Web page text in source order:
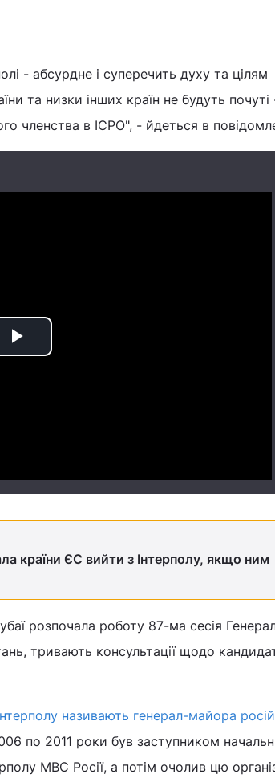
- абсурдне і суперечить духу та цілям
та низки інших країн не будуть почуті
членства в ІСРО", - йдеться в
Play
країни ЄС вийти з Інтерполу, якщо ним
розпочала роботу 87-ма сесія
тривають консультації щодо
називають генерал-майора
по 2011 роки був заступником
МВС Росії, а потім очолив цю